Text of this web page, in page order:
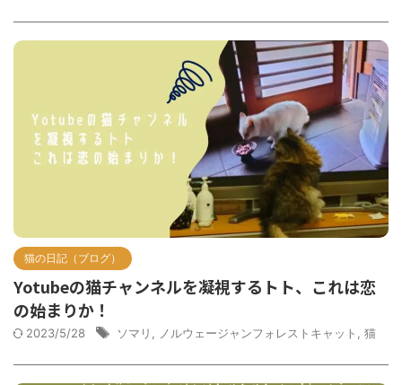
猫の日記（ブログ）
Yotubeの猫チャンネルを凝視するトト、これは恋
の始まりか！
2023/5/28 ソマリ ノルウェージャンフォレストキャット 猫